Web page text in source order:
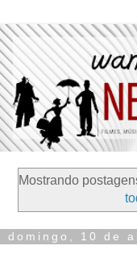
Mostrando
domingo, 10 de